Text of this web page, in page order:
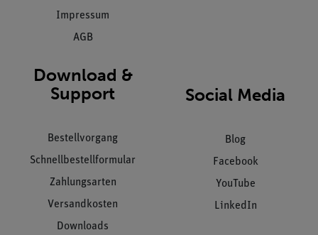
Impressum
AGB
Download &
Support
Bestellvorgang
Schnellbestellformular
Zahlungsarten
Versandkosten
Downloads
Social Media
Blog
Facebook
YouTube
LinkedIn